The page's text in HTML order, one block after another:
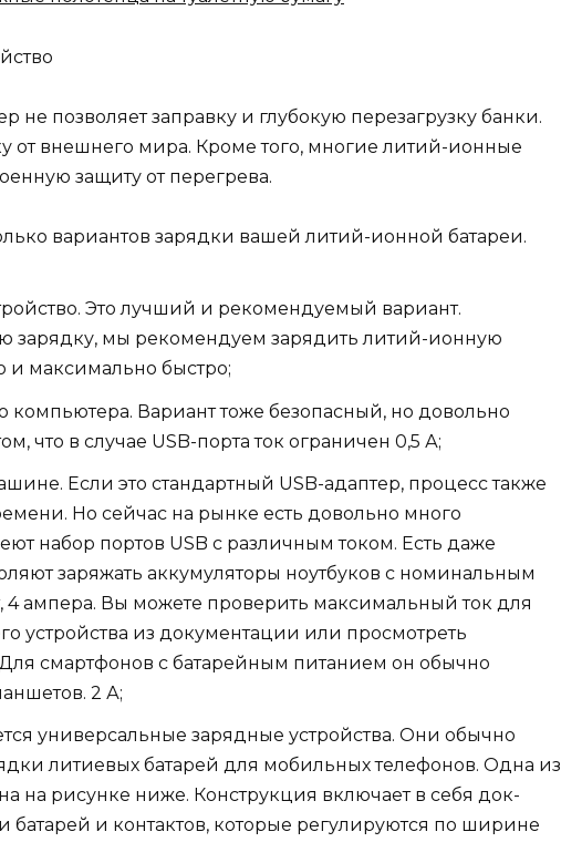
не позволяет заправку и глубокую перезагрузку банки.
от внешнего мира. Кроме того, многие литий-ионные
защиту от перегрева.
вариантов зарядки вашей литий-ионной батареи.
Это лучший и рекомендуемый вариант.
зарядку, мы рекомендуем зарядить литий-ионную
и максимально быстро;
компьютера. Вариант тоже безопасный, но довольно
что в случае USB-порта ток ограничен 0,5 А;
Если это стандартный USB-адаптер, процесс также
Но сейчас на рынке есть довольно много
набор портов USB с различным током. Есть даже
заряжать аккумуляторы ноутбуков с номинальным
4 ампера. Вы можете проверить максимальный ток для
устройства из документации или просмотреть
смартфонов с батарейным питанием он обычно
2 А;
универсальные зарядные устройства. Они обычно
литиевых батарей для мобильных телефонов. Одна из
на рисунке ниже. Конструкция включает в себя док-
батарей и контактов, которые регулируются по ширине